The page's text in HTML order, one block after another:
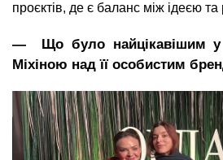
проєктів, де є баланс між ідеєю та
― Що було найцікавішим у
Міхіною над її особистим